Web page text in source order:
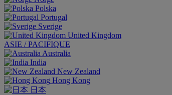
Polska
Portugal
Sverige
United Kingdom
ASIE / PACIFIQUE
Australia
India
New Zealand
Hong Kong
日本